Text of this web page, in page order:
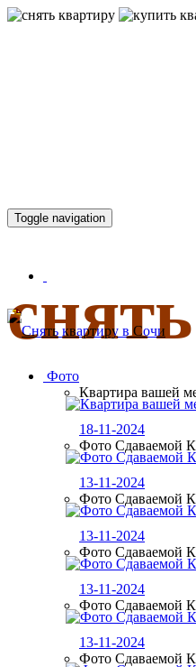
снять
Toggle navigation
Фото
Квартира вашей
18-11-2024
Фото Сдаваемой
13-11-2024
Фото Сдаваемой
13-11-2024
Фото Сдаваемой
13-11-2024
Фото Сдаваемой
13-11-2024
Фото Сдаваемой